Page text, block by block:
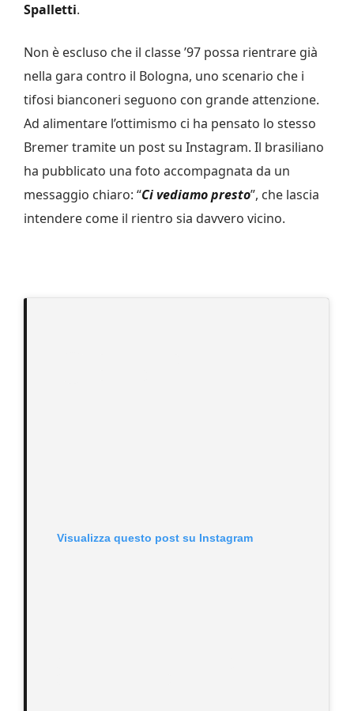
Spalletti.
Non è escluso che il classe ’97 possa rientrare già
nella gara contro il Bologna, uno scenario che i
tifosi bianconeri seguono con grande attenzione.
Ad alimentare l’ottimismo ci ha pensato lo stesso
Bremer tramite un post su Instagram. Il brasiliano
ha pubblicato una foto accompagnata da un
messaggio chiaro: “Ci vediamo presto”, che lascia
intendere come il rientro sia davvero vicino.
Visualizza questo post su Instagram